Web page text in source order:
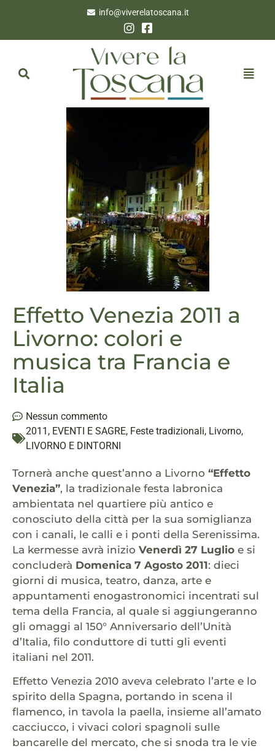
info@viverelatoscana.it
Effetto Venezia 2011 a
Livorno: colori e
musica tra Francia e
Italia
Nessun commento
2011 , EVENTI E SAGRE, Feste tradizionali, Livorno,
LIVORNO E DINTORNI
Tornerà anche quest’anno a Livorno “Effetto
Venezia”, la tradizionale festa labronica
ambientata nel quartiere più antico e
conosciuto della città per la sua somiglianza
con i canali, le calli e i ponti della Serenissima.
La kermesse avrà inizio Venerdì 27 Luglio e si
concluderà Domenica 7 Agosto 2011: dieci
giorni di musica, teatro, danza, arte e
appuntamenti enogastronomici incentrati sul
tema della Francia, al quale si aggiungeranno
gli omaggi al 150° Anniversario dell’Unità
d’Italia, filo conduttore di tutti gli eventi
italiani nel 2011.
Effetto Venezia 2010 aveva celebrato l’arte e lo
spirito della Spagna, portando in scena il
flamenco, in tavola la paella, insieme all’amato
cacciucco, i vivaci colori spagnoli sulle
bancarelle del mercato, che si snoda tra le vie